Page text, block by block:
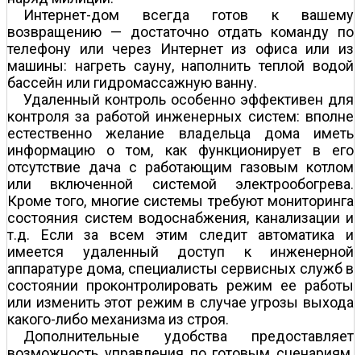
Интернет-дом всегда готов к вашему
возвращению — достаточно отдать команду по
телефону или через Интернет из офиса или из
машины: нагреть сауну, наполнить теплой водой
бассейн или гидромассажную ванну.
Удаленный контроль особенно эффективен для
контроля за работой инженерных систем: вполне
естественно желание владельца дома иметь
информацию о том, как функционирует в его
отсутствие дача с работающим газовым котлом
или включенной системой электрообогрева.
Кроме того, многие системы требуют мониторинга
состояния систем водоснабжения, канализации и
т.д. Если за всем этим следит автоматика и
имеется удаленный доступ к инженерной
аппаратуре дома, специалисты сервисных служб в
состоянии проконтролировать режим ее работы
или изменить этот режим в случае угрозы выхода
какого-либо механизма из строя.
Дополнительные удобства предоставляет